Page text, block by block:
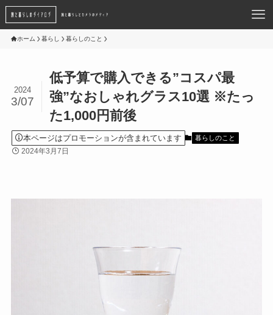
ホーム 暮らし 暮らしのこと
低予算で購入できる”コスパ最
強”なおしゃれグラス10選 ※たっ
た1,000円前後
2024
3/07
本ページはプロモーションが含まれています 暮らしのこと
2024年3月7日